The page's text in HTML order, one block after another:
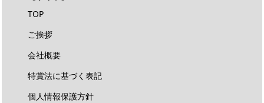
TOP
ご挨拶
会社概要
特賞法に基づく表記
個人情報保護方針